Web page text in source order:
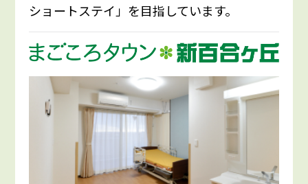
ショートステイ」を目指しています。